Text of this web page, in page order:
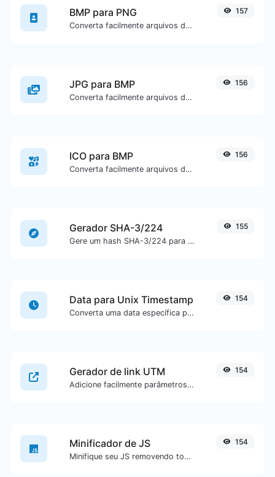
BMP para PNG
Converta facilmente arquivos de imagem BMP para PNG.
157
JPG para BMP
Converta facilmente arquivos de imagem JPG para BMP.
156
ICO para BMP
Converta facilmente arquivos de imagem ICO para BMP.
156
Gerador SHA-3/224
Gere um hash SHA-3/224 para qualquer entrada de texto.
155
Data para Unix Timestamp
Converta uma data específica para o formato de unix timestamp.
154
Gerador de link UTM
Adicione facilmente parâmetros UTM válidos e gere um link rastreável UTM.
154
Minificador de JS
Minifique seu JS removendo todos os caracteres desnecessários.
154